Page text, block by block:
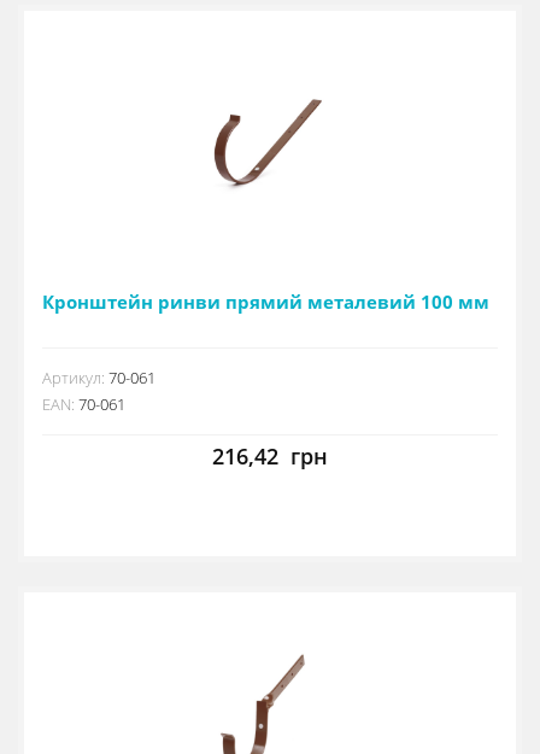
Кронштейн ринви прямий металевий 100 мм
Артикул: 70-061
EAN: 70-061
216,42 грн